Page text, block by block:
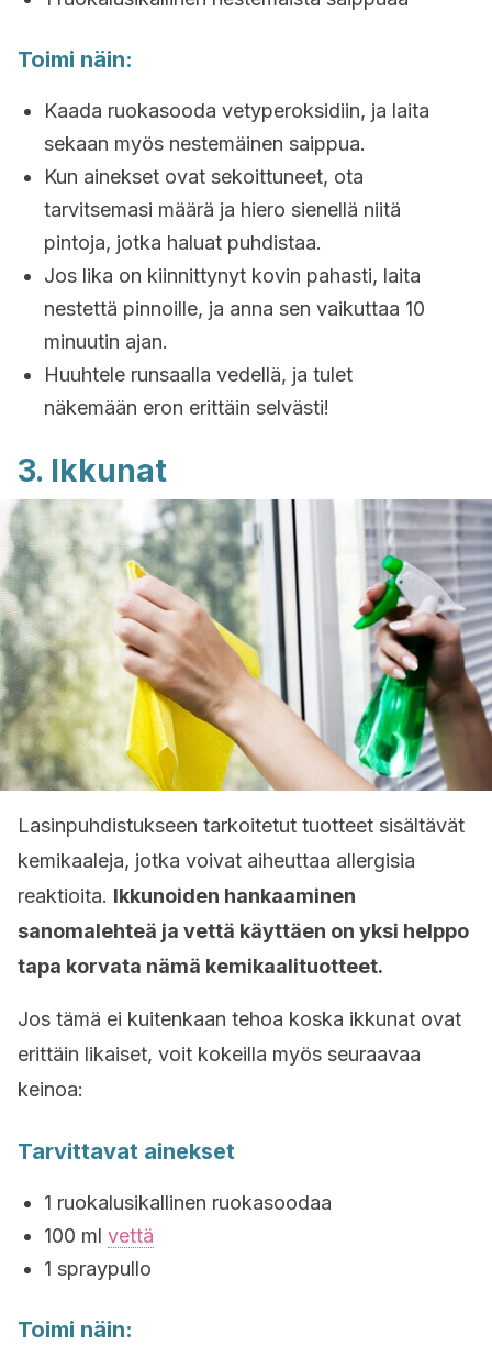
Toimi näin:
Kaada ruokasooda vetyperoksidiin, ja laita
sekaan myös nestemäinen saippua.
Kun ainekset ovat sekoittuneet, ota
tarvitsemasi määrä ja hiero sienellä niitä
pintoja, jotka haluat puhdistaa.
Jos lika on kiinnittynyt kovin pahasti, laita
nestettä pinnoille, ja anna sen vaikuttaa 10
minuutin ajan.
Huuhtele runsaalla vedellä, ja tulet
näkemään eron erittäin selvästi!
3. Ikkunat
Lasinpuhdistukseen tarkoitetut tuotteet sisältävät
kemikaaleja, jotka voivat aiheuttaa allergisia
reaktioita. Ikkunoiden hankaaminen
sanomalehteä ja vettä käyttäen on yksi helppo
tapa korvata nämä kemikaalituotteet.
Jos tämä ei kuitenkaan tehoa koska ikkunat ovat
erittäin likaiset, voit kokeilla myös seuraavaa
keinoa:
Tarvittavat ainekset
1 ruokalusikallinen ruokasoodaa
100 ml vettä
1 spraypullo
Toimi näin: